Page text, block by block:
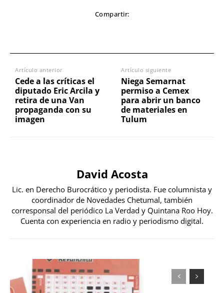
Compartir:
Artículo anterior
Cede a las críticas el
diputado Eric Arcila y
retira de una Van
propaganda con su
imagen
Artículo siguiente
Niega Semarnat
permiso a Cemex
para abrir un banco
de materiales en
Tulum
David Acosta
Lic. en Derecho Burocrático y periodista. Fue columnista y
coordinador de Novedades Chetumal, también
corresponsal del periódico La Verdad y Quintana Roo Hoy.
Cuenta con experiencia en radio y periodismo digital.